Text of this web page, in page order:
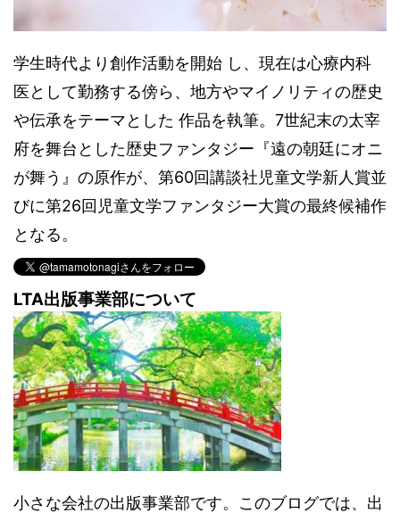
学生時代より創作活動を開始 し、現在は心療内科
医として勤務する傍ら、地方やマイノリティの歴史
や伝承をテーマとした 作品を執筆。7世紀末の太宰
府を舞台とした歴史ファンタジー『遠の朝廷にオニ
が舞う』の原作が、第60回講談社児童文学新人賞並
びに第26回児童文学ファンタジー大賞の最終候補作
となる。
LTA出版事業部について
小さな会社の出版事業部です。このブログでは、出